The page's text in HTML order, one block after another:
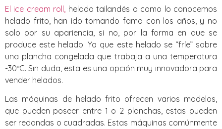
El ice cream roll, helado tailandés o como lo conocemos
helado frito, han ido tomando fama con los años, y no
solo por su apariencia, si no, por la forma en que se
produce este helado. Ya que este helado se “fríe” sobre
una plancha congelada que trabaja a una temperatura
-30ºC. Sin duda, esta es una opción muy innovadora para
vender helados.
Las máquinas de helado frito ofrecen varios modelos,
que pueden poseer entre 1 o 2 planchas, estas pueden
ser redondas o cuadradas. Estas máquinas comúnmente